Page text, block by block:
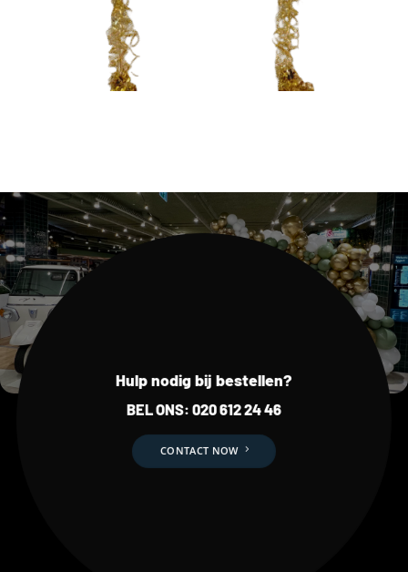
Hulp nodig bij bestellen?
BEL ONS: 020 612 24 46
CONTACT NOW